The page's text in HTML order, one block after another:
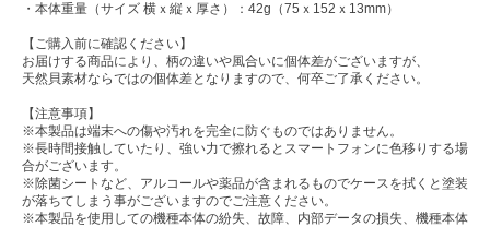
・本体重量（サイズ 横ｘ縦ｘ厚さ）：42g（75ｘ152ｘ13mm）
【ご購入前に確認ください】
お届けする商品により、柄の違いや風合いに個体差がございますが、
天然貝素材ならではの個体差となりますので、何卒ご了承ください。
【注意事項】
※本製品は端末への傷や汚れを完全に防ぐものではありません。
※長時間接触していたり、強い力で擦れるとスマートフォンに色移りする場
合がございます。
※除菌シートなど、アルコールや薬品が含まれるものでケースを拭くと塗装
が落ちてしまう事がございますのでご注意ください。
※本製品を使用しての機種本体の紛失、故障、内部データの損失、機種本体